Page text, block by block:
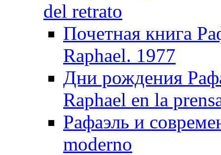
del retrato
Почетная книга
Raphael. 1977
Дни рождения
Raphael en la
Рафаэль и
moderno